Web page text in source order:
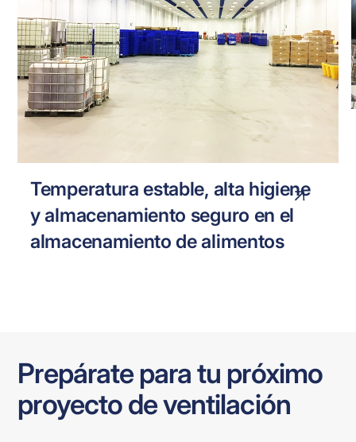
COMIDA
Temperatura estable, alta higiene
y almacenamiento seguro en el
almacenamiento de alimentos
Prepárate para tu próximo
proyecto de ventilación